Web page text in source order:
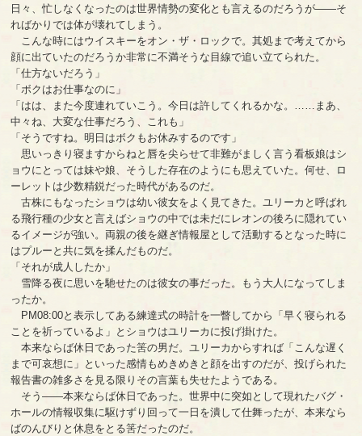
日々、忙しなくなったのは世界情勢の変化とも言えるのだろうが――そ
ればかりでは体が壊れてしまう。
こんな時にはウイスキーをオン・ザ・ロックで。其処まで考えてから
顔に出ていたのだろうか非常に不満そうな目線で追い立てられた。
「仕方ないだろう」
「ボクはお仕事なのに」
「はは、また今度連れていこう。今日は許してくれるかな。……まあ、
中々ね、大変な仕事だろう、これも」
「そうですね。明日はボクもお休みするのです」
思いっきり寝ますからねと唇を尖らせて非難がましく言う看板娘はシ
ョウにとっては妹や娘、そうした存在のようにも思えていた。何せ、ロ
ーレットは少数精鋭だった時代があるのだ。
古株にもなったショウは幼い彼女をよく見てきた。ユリーカと呼ばれ
る飛行種の少女と言えばショウの中では未だにレオンの後ろに隠れてい
るイメージが強い。両親の後を継ぎ情報屋として活動するとなった時に
はプルーと共に気を揉んだものだ。
「それが成人したか」
雪降る夜に思いを馳せたのは彼女の事だった。もう大人になってしま
ったか。
PM08:00と表示してある練達式の時計を一瞥してから「早く寝られる
ことを祈っているよ」とショウはユリーカに投げ掛けた。
本来ならば休日であった筈の男だ。ユリーカからすれば「こんな遅く
まで可哀想に」といった感情もめきめきと顔を出すのだが、投げられた
報告書の雑多さを見る限りその言葉も失せたようである。
そう――本来ならば休日であった。世界中に突如として現れたバグ・
ホールの情報収集に駆けずり回って一日を潰して仕舞ったが、本来なら
ばのんびりと休息をとる筈だったのだ。